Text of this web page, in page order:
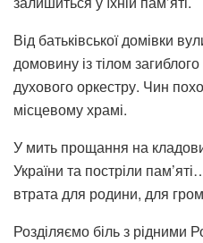
Від батьківської домівки
домовину із тілом
духового оркестру. Чин
місцевому храмі.
У мить прощання на
України та постріли
втрата для родини, для
Розділяємо біль з рідними